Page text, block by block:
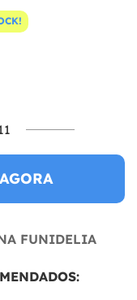
FUNIDELIA